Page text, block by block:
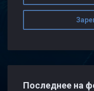
Последнее на